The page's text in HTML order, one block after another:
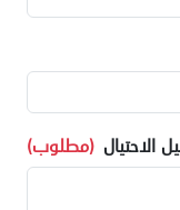
(مطلوب)